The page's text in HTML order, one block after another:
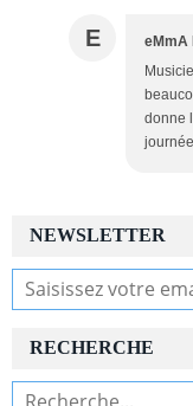
E eMmA
donne
NEWSLETTER
RECHERCHE